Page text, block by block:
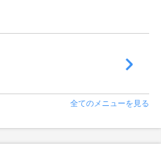
全てのメニューを見る